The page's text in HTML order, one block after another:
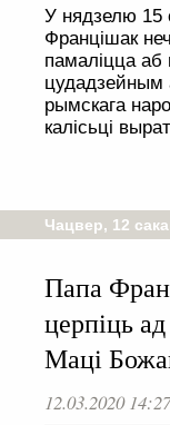
У нядзелю 15
Францішак
памаліцца аб
цудадзейным
рымскага
калісьці
Чацвер, 12
Папа
церпіць
Маці
12.03.2020